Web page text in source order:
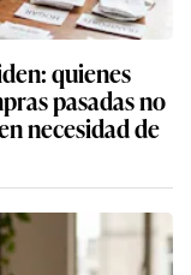
quienes
pasadas no
necesidad de